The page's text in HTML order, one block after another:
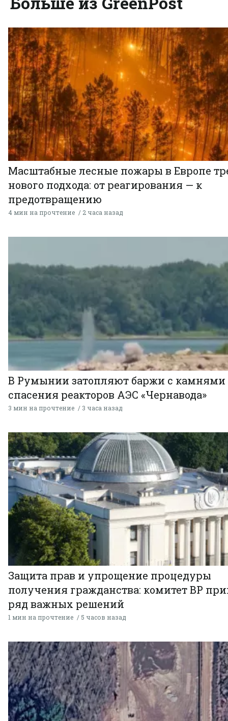
Масштабные лесные пожары в Европе
нового подхода: от реагирования — к
предотвращению
4 мин на прочтение 2 часа назад
В Румынии затопляют баржи с камнями
спасения реакторов АЭС «Чернавода»
3 мин на прочтение 3 часа назад
Защита прав и упрощение процедуры
получения гражданства: комитет ВР
ряд важных решений
1 мин на прочтение 5 часов назад